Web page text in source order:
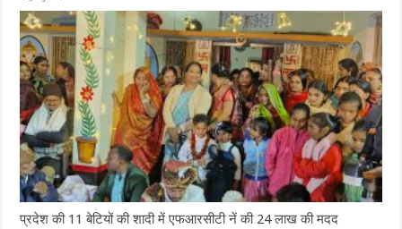
प्रदेश की 11 बेटियों की शादी में एफआरसीटी नें की 24 लाख की मदद